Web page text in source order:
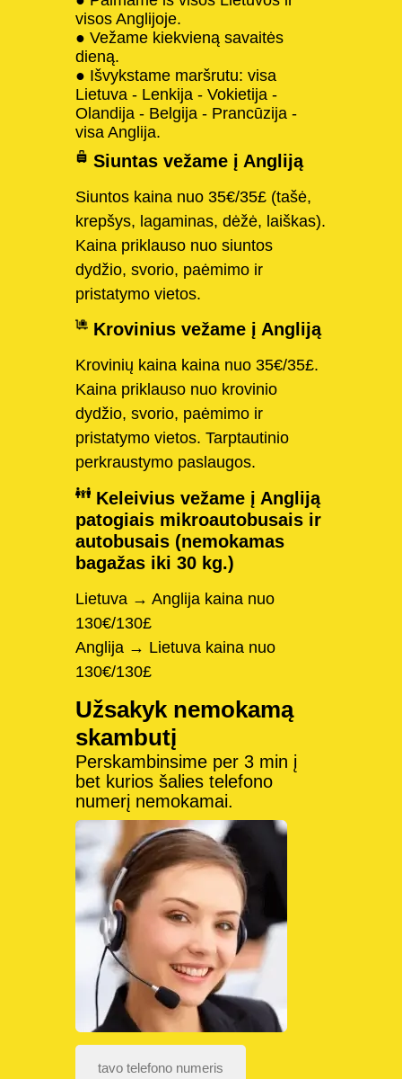
visos Anglijoje.
● Vežame kiekvieną savaitės
dieną.
● Išvykstame maršrutu: visa
Lietuva - Lenkija - Vokietija -
Olandija - Belgija - Prancūzija -
visa Anglija.
Siuntas vežame į Angliją
Siuntos kaina nuo 35€/35£ (tašė,
krepšys, lagaminas, dėžė, laiškas).
Kaina priklauso nuo siuntos
dydžio, svorio, paėmimo ir
pristatymo vietos.
Krovinius vežame į Angliją
Krovinių kaina kaina nuo 35€/35£.
Kaina priklauso nuo krovinio
dydžio, svorio, paėmimo ir
pristatymo vietos. Tarptautinio
perkraustymo paslaugos.
Keleivius vežame į Angliją
patogiais mikroautobusais ir
autobusais (nemokamas
bagažas iki 30 kg.)
Lietuva → Anglija kaina nuo
130€/130£
Anglija → Lietuva kaina nuo
130€/130£
Užsakyk nemokamą
skambutį
Perskambinsime per 3 min į
bet kurios šalies telefono
numerį nemokamai.